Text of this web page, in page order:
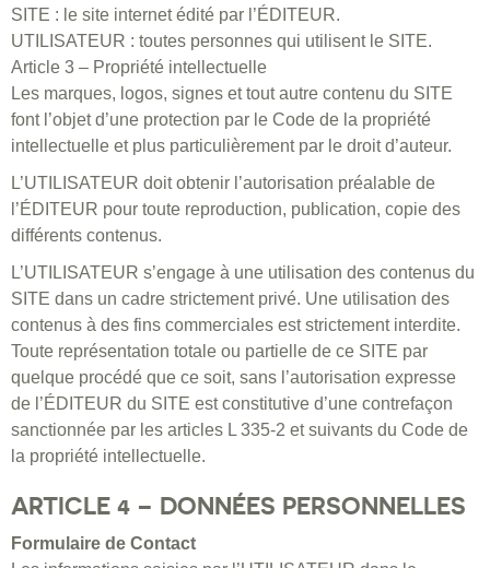
SITE : le site internet édité par l’ÉDITEUR.
UTILISATEUR : toutes personnes qui utilisent le SITE.
Article 3 – Propriété intellectuelle
Les marques, logos, signes et tout autre contenu du SITE
font l’objet d’une protection par le Code de la propriété
intellectuelle et plus particulièrement par le droit d’auteur.
L’UTILISATEUR doit obtenir l’autorisation préalable de
l’ÉDITEUR pour toute reproduction, publication, copie des
différents contenus.
L’UTILISATEUR s’engage à une utilisation des contenus du
SITE dans un cadre strictement privé. Une utilisation des
contenus à des fins commerciales est strictement interdite.
Toute représentation totale ou partielle de ce SITE par
quelque procédé que ce soit, sans l’autorisation expresse
de l’ÉDITEUR du SITE est constitutive d’une contrefaçon
sanctionnée par les articles L 335-2 et suivants du Code de
la propriété intellectuelle.
ARTICLE 4 – DONNÉES PERSONNELLES
Formulaire de Contact